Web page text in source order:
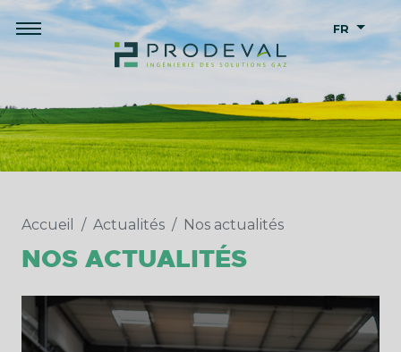
FR
Accueil Actualités Nos actualités
NOS ACTUALITÉS